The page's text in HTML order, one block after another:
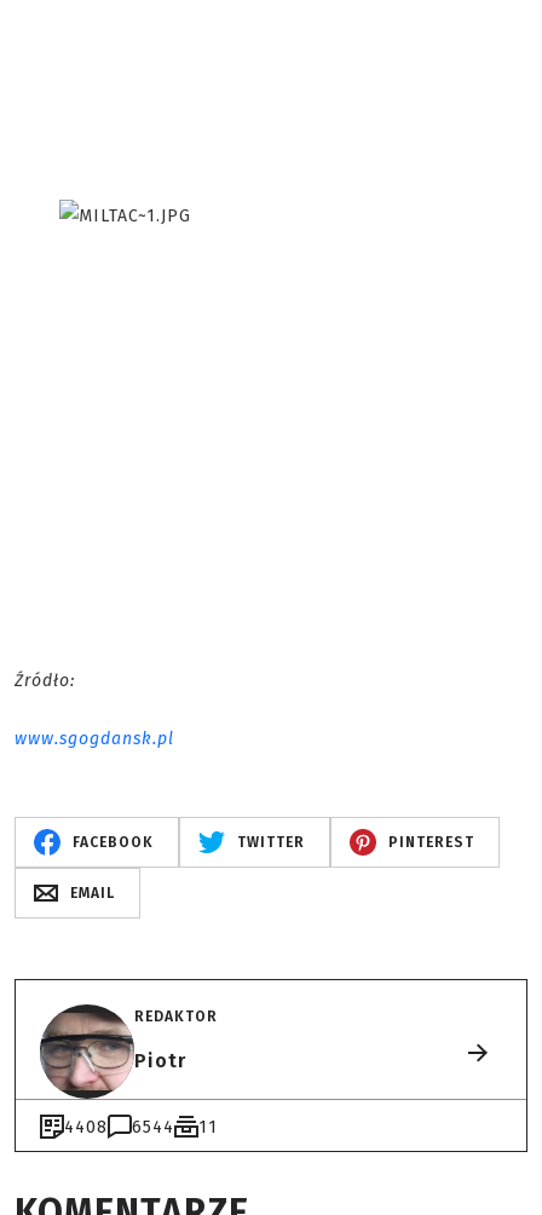
Źródło:
www.sgogdansk.pl
FACEBOOK TWITTER PINTEREST
EMAIL
REDAKTOR
Piotr
4408 6544 11